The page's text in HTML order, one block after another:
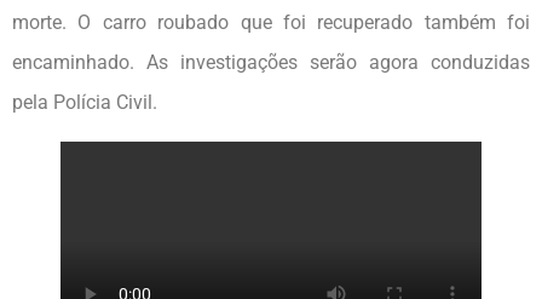
morte. O carro roubado que foi recuperado também foi
encaminhado. As investigações serão agora conduzidas
pela Polícia Civil.